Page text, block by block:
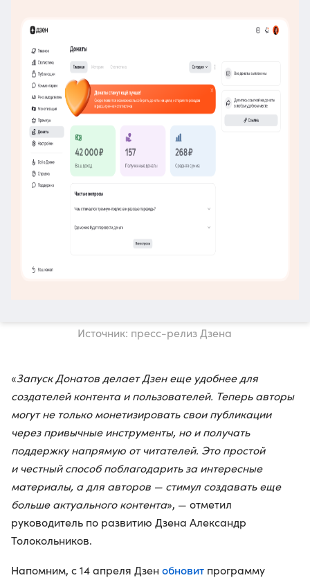
Источник: пресс-релиз Дзена
«Запуск Донатов делает Дзен еще удобнее для
создателей контента и пользователей. Теперь авторы
могут не только монетизировать свои публикации
через привычные инструменты, но и получать
поддержку напрямую от читателей. Это простой
и честный способ поблагодарить за интересные
материалы, а для авторов — стимул создавать еще
больше актуального контента», — отметил
руководитель по развитию Дзена Александр
Толокольников.
Напомним, с 14 апреля Дзен обновит программу